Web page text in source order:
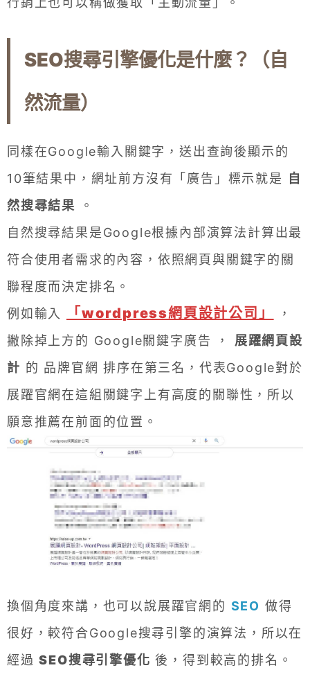
SEO搜尋引擎優化是什麼？（自
然流量）
同樣在Google輸入關鍵字，送出查詢後顯示的
10筆結果中，網址前方沒有「廣告」標示就是
自
然搜尋結果 。
自然搜尋結果是Google根據內部演算法計算出最
符合使用者需求的內容，依照網頁與關鍵字的關
聯程度而決定排名。
例如輸入
「wordpress網頁設計公司」
，
撇除掉上方的 Google關鍵字廣告 ， 展躍網頁設
計 的 品牌官網 排序在第三名，代表Google對於
展躍官網在這組關鍵字上有高度的關聯性，所以
願意推薦在前面的位置。
換個角度來講，也可以說展躍官網的 SEO 做得
很好，較符合Google搜尋引擎的演算法，所以在
經過SEO搜尋引擎優化 後，得到較高的排名。